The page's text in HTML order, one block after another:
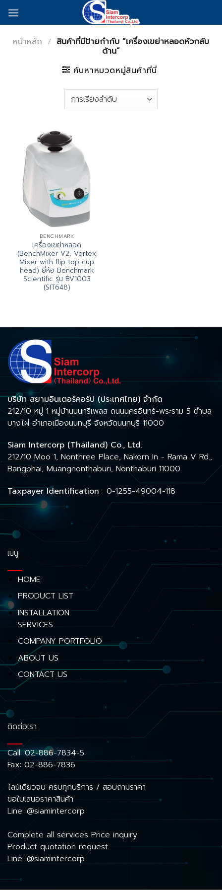
หน้าหลัก / สินค้าที่มีป้ายกำกับ “เครื่องเขย่าหลอดหัวกลับ
ด้าน”
ค้นหาหมวดหมู่สินค้าที่นี่
BENCHMARK
เครื่องเขย่าหลอด
(BenchMixer V2, Vortex
Mixer with flip top cup
head) ยี่ห้อ Benchmark
Scientific รุ่น BV1003
(SIT648)
บริษัท สยามอินเตอร์คอร์ป (ประเทศไทย) จำกัด
212/10 หมู่ 1 หมู่บ้านนนทรีเพลส ถนนนครอินทร์-พระราม 5 ตำบล
บางไผ่ อำเภอเมืองนนทบุรี จังหวัดนนทบุรี 11000
Siam Intercorp (Thailand) Co., Ltd.
212/10 Moo 1, Nonthree Place, Nakorn In - Rama V Rd.,
Bangphai, Muangnonthaburi, Nonthaburi 11000
Taxpayer Identification : 0-1255-49004-118
เมนู
HOME
PRODUCT LIST
INSTALLATION
SERVICES
COMPANY PORTFOLIO
ABOUT US
CONTACT US
ติดต่อเรา
Call:02-886-7834-5
Fax: 02-886-7836
ไลน์เดียวจบ ครบทุกบริการ / สอบถามราคา
ขอใบเสนอราคาสินค้า
Line :@siamintercorp
Complete all services Price inquiry
Product quotation request
Line :@siamintercorp